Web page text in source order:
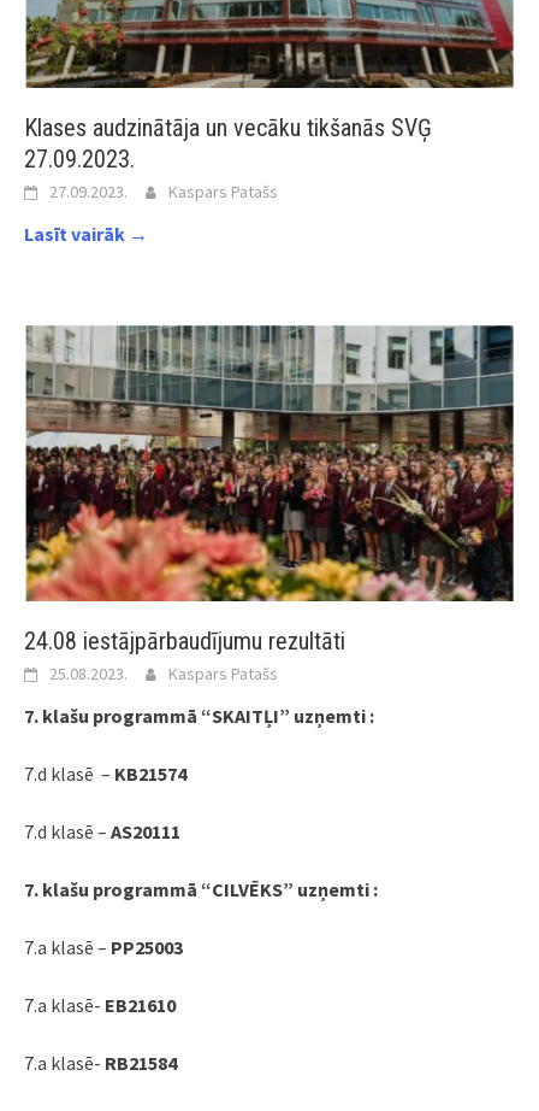
Klases audzinātāja un vecāku tikšanās SVĢ
27.09.2023.
27.09.2023. Kaspars Patašs
Lasīt vairāk →
24.08 iestājpārbaudījumu rezultāti
25.08.2023. Kaspars Patašs
7. klašu programmā “SKAITĻI” uzņemti :
7.d klasē – KB21574
7.d klasē – AS20111
7. klašu programmā “CILVĒKS” uzņemti :
7.a klasē – PP25003
7.a klasē- EB21610
7.a klasē- RB21584